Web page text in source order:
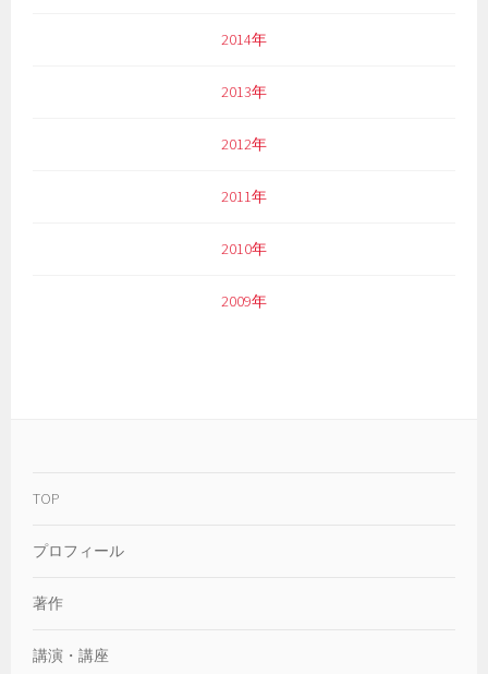
2014年
2013年
2012年
2011年
2010年
2009年
TOP
プロフィール
著作
講演・講座